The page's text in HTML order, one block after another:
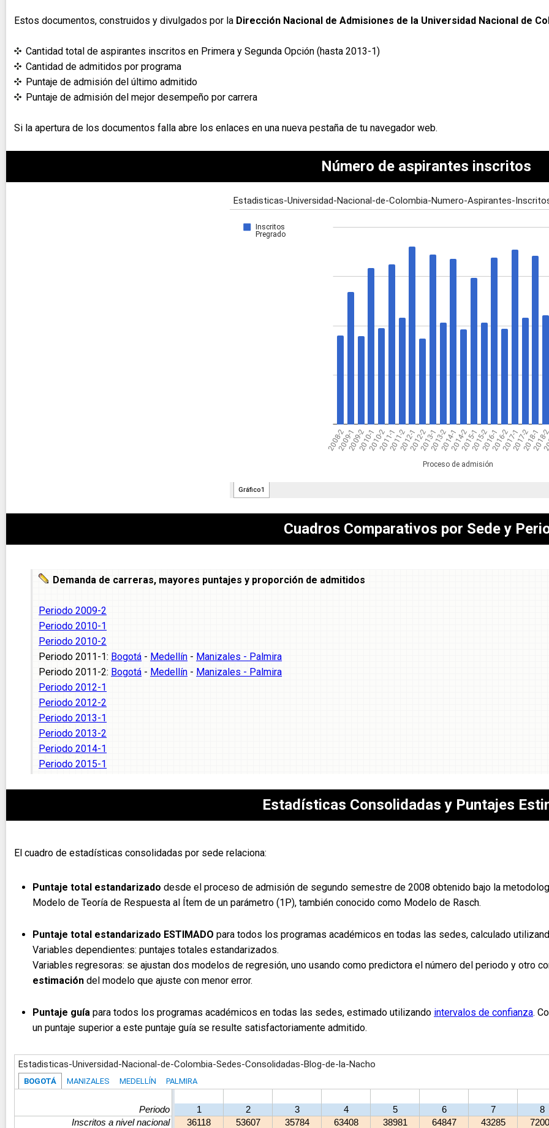
Estos documentos, construidos y divulgados por la Dirección Nacional de Admisiones de la Universidad Nacional de
Cantidad total de aspirantes inscritos en Primera y Segunda Opción (hasta 2013-1)
Cantidad de admitidos por programa
Puntaje de admisión del último admitido
Puntaje de admisión del mejor desempeño por carrera
Si la apertura de los documentos falla abre los enlaces en una nueva pestaña de tu navegador web.
Número de aspirantes inscritos
Cuadros Comparativos por Sede y
Demanda de carreras, mayores puntajes y proporción de admitidos
Periodo 2009-2
Periodo 2010-1
Periodo 2010-2
Periodo 2011-1: Bogotá - Medellín - Manizales - Palmira
Periodo 2011-2: Bogotá - Medellín - Manizales - Palmira
Periodo 2012-1
Periodo 2012-2
Periodo 2013-1
Periodo 2013-2
Periodo 2014-1
Periodo 2015-1
Estadísticas Consolidadas y Puntajes
El cuadro de estadísticas consolidadas por sede relaciona:
Puntaje total estandarizado desde el proceso de admisión de segundo semestre de 2008 obtenido bajo la
Modelo de Teoría de Respuesta al Ítem de un parámetro (1P), también conocido como Modelo de Rasch.
Puntaje total estandarizado ESTIMADO para todos los programas académicos en todas las sedes, calculado
Variables dependientes: puntajes totales estandarizados.
Variables regresoras: se ajustan dos modelos de regresión, uno usando como predictora el número del periodo y otro
estimación del modelo que ajuste con menor error.
Puntaje guía para todos los programas académicos en todas las sedes, estimado utilizando intervalos de confianza.
un puntaje superior a este puntaje guía se resulte satisfactoriamente admitido.